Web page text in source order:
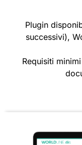
Plugin
successivi),
Requisiti